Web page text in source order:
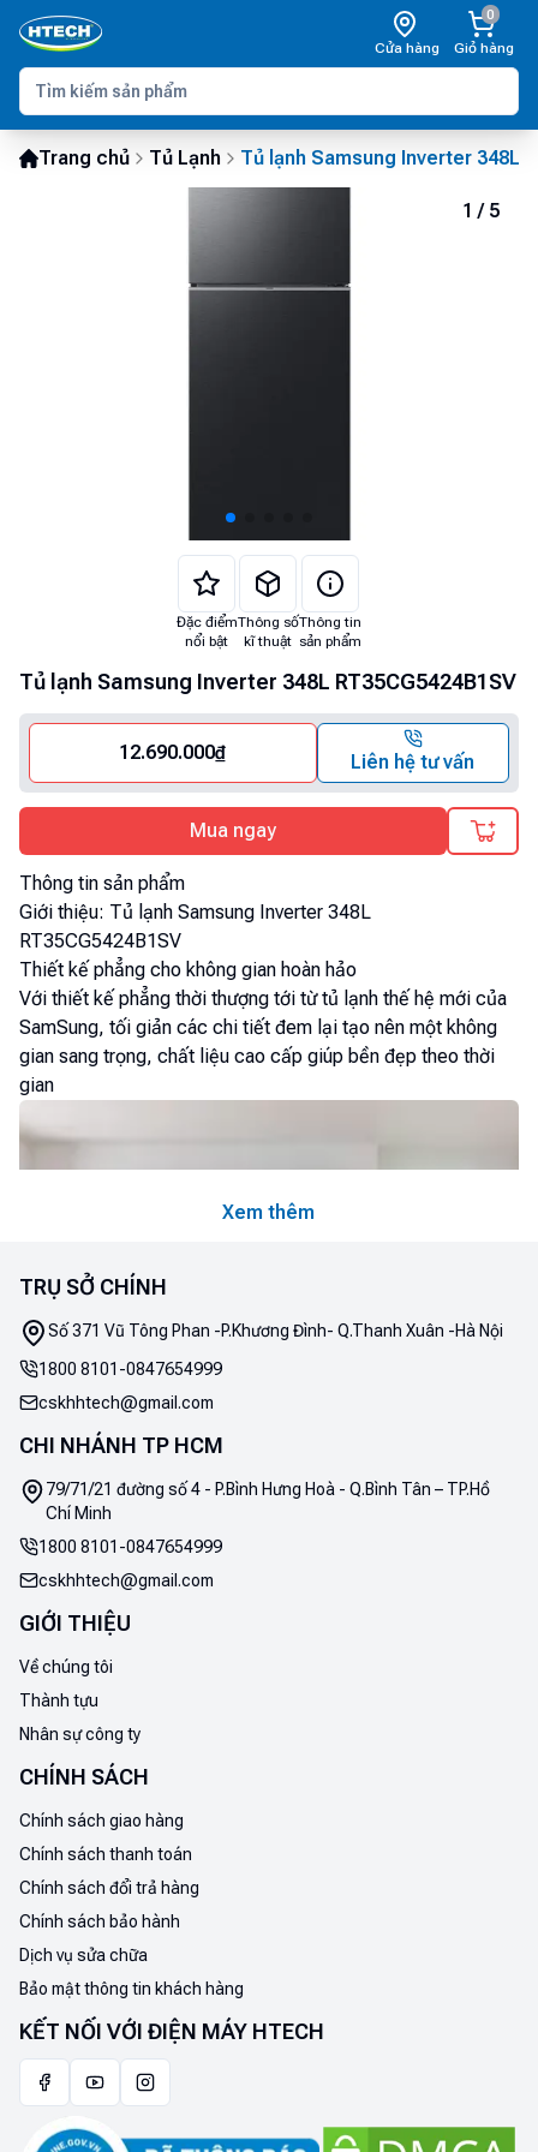
Cửa hàng
0
Giỏ hàng
Trang chủ Tủ Lạnh Tủ lạnh Samsung Inverter 348L
1 / 5
Đặc điểm
nổi bật
Thông số
kĩ thuật
Thông tin
sản phẩm
Tủ lạnh Samsung Inverter 348L RT35CG5424B1SV
12.690.000₫ Liên hệ tư vấn
Mua ngay
Thông tin sản phẩm
Giới thiệu: Tủ lạnh Samsung Inverter 348L
RT35CG5424B1SV
Thiết kế phẳng cho không gian hoàn hảo
Với thiết kế phẳng thời thượng tới từ tủ lạnh thế hệ mới của
SamSung, tối giản các chi tiết đem lại tạo nên một không
gian sang trọng, chất liệu cao cấp giúp bền đẹp theo thời
gian
Linh hoạt chuyển đổi 4 chế độ theo nhu cầu
Ngăn đông mềm linh hoạt Optimal Fresh+
Với 4 chế độ làm lạnh linh hoạt giúp bạn dễ dàng chuyển
đổi theo từng nhu cầu bảo quản: Chế độ "Làm mát" (phù
hợp thực phẩm dùng hằng ngày như sữa, thịt nguội…); Chế
độ "Thịt & Cá"; Chế độ "Đông mềm" (phù hợp lưu trữ thực
phẩm dài ngày hơn chế độ Thịt & Cá), Chế độ "Làm lạnh
Xem thêm
TRỤ SỞ CHÍNH
Số 371 Vũ Tông Phan -P.Khương Đình- Q.Thanh Xuân -Hà Nội
1800 8101 -0847654999
cskhhtech@gmail.com
CHI NHÁNH TP HCM
79/71/21 đường số 4 - P.Bình Hưng Hoà - Q.Bình Tân – TP.Hồ
Chí Minh
1800 8101 -0847654999
cskhhtech@gmail.com
GIỚI THIỆU
Về chúng tôi
Thành tựu
Nhân sự công ty
CHÍNH SÁCH
Chính sách giao hàng
Chính sách thanh toán
Chính sách đổi trả hàng
Chính sách bảo hành
Dịch vụ sửa chữa
Bảo mật thông tin khách hàng
KẾT NỐI VỚI ĐIỆN MÁY HTECH